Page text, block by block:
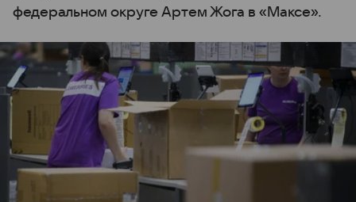
федеральном округе Артем Жога в «Максе».